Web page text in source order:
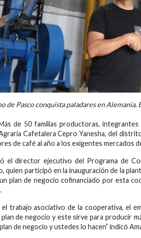
de Pasco conquista paladares en Alemania,
de 50 familias productoras,
Cafetalera Cepro Yanesha, del
de café al año a los exigentes mercados
el director ejecutivo del Programa de
quien participó en la inauguración de la
plan de negocio cofinanciado por esta
el trabajo asociativo de la cooperativa, el
de negocio y este sirve para producir
de negocio y ustedes lo hacen” indicó